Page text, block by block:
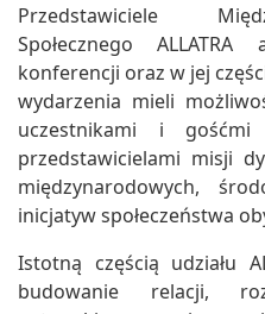
Przedstawiciele
Społecznego
konferencji oraz w jej
wydarzenia mieli
uczestnikami i
przedstawicielami misji
międzynarodowych,
inicjatyw społeczeństwa
Istotną częścią udziału
budowanie relacji,